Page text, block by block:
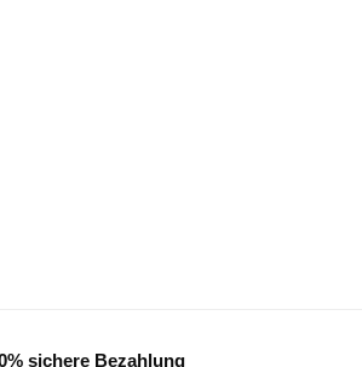
sichere Bezahlung